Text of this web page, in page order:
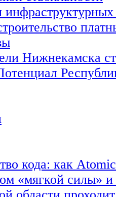
Нижнекамска
кода: как
«мягкой силы» и